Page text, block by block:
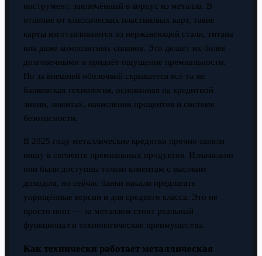
инструмент, заключённый в корпус из металла. В
отличие от классических пластиковых карт, такие
карты изготавливаются из нержавеющей стали, титана
или даже композитных сплавов. Это делает их более
долговечными и придаёт ощущение премиальности.
Но за внешней оболочкой скрывается всё та же
банковская технология, основанная на кредитной
линии, лимитах, начислении процентов и системе
безопасности.
В 2025 году металлические кредитки прочно заняли
нишу в сегменте премиальных продуктов. Изначально
они были доступны только клиентам с высоким
доходом, но сейчас банки начали предлагать
упрощённые версии и для среднего класса. Это не
просто понт — за металлом стоит реальный
функционал и технологические преимущества.
Как технически работает металлическая